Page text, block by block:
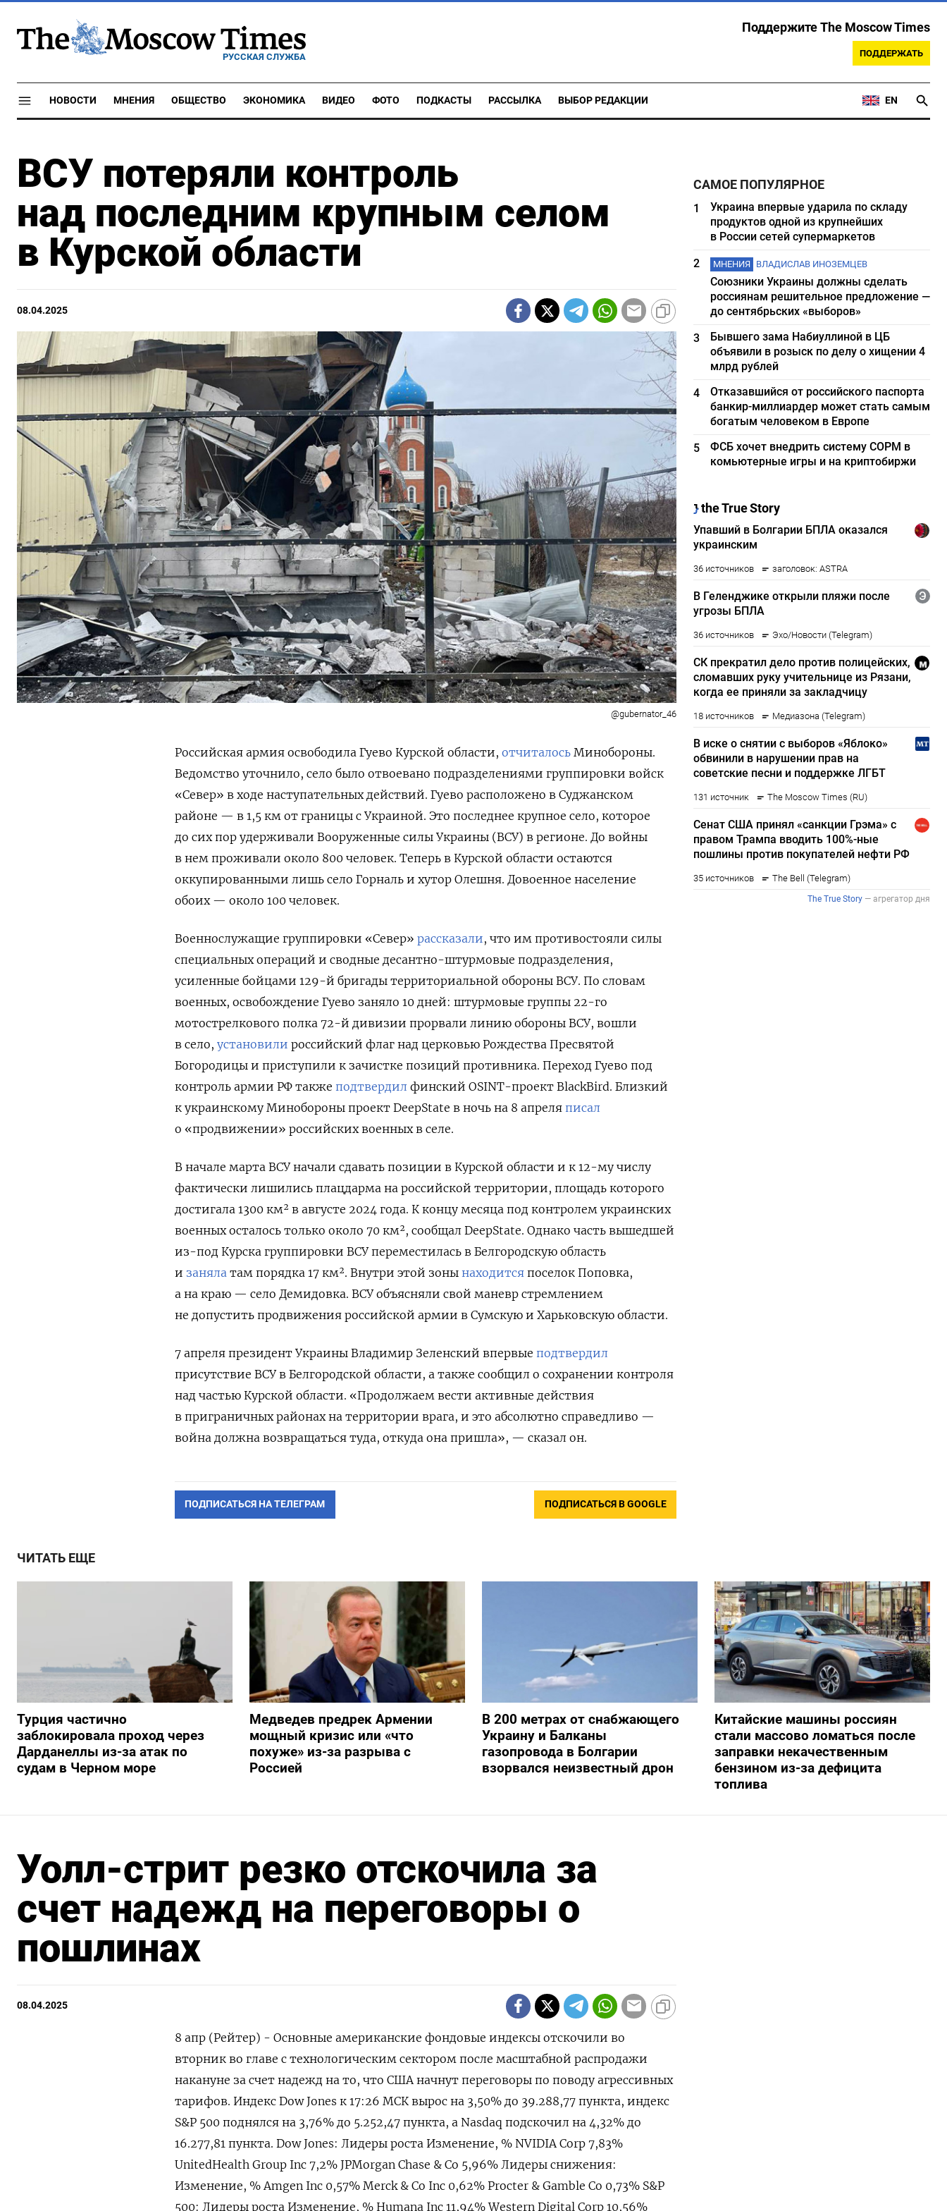
РУССКАЯ СЛУЖБА
Поддержите The Moscow Times
ПОДДЕРЖАТЬ
НОВОСТИ МНЕНИЯ ОБЩЕСТВО ЭКОНОМИКА ВИДЕО ФОТО ПОДКАСТЫ РАССЫЛКА ВЫБОР РЕДАКЦИИ EN
ВСУ потеряли контроль
над последним крупным селом
в Курской области
08.04.2025
@gubernator_46
Российская армия освободила Гуево Курской области, отчиталось Минобороны.
Ведомство уточнило, село было отвоевано подразделениями группировки войск
«Север» в ходе наступательных действий. Гуево расположено в Суджанском
районе — в 1,5 км от границы с Украиной. Это последнее крупное село, которое
до сих пор удерживали Вооруженные силы Украины (ВСУ) в регионе. До войны
в нем проживали около 800 человек. Теперь в Курской области остаются
оккупированными лишь село Горналь и хутор Олешня. Довоенное население
обоих — около 100 человек.
Военнослужащие группировки «Север» рассказали, что им противостояли силы
специальных операций и сводные десантно-штурмовые подразделения,
усиленные бойцами 129-й бригады территориальной обороны ВСУ. По словам
военных, освобождение Гуево заняло 10 дней: штурмовые группы 22-го
мотострелкового полка 72-й дивизии прорвали линию обороны ВСУ, вошли
в село, установили российский флаг над церковью Рождества Пресвятой
Богородицы и приступили к зачистке позиций противника. Переход Гуево под
контроль армии РФ также подтвердил финский OSINT-проект BlackBird. Близкий
к украинскому Минобороны проект DeepState в ночь на 8 апреля писал
о «продвижении» российских военных в селе.
В начале марта ВСУ начали сдавать позиции в Курской области и к 12-му числу
фактически лишились плацдарма на российской территории, площадь которого
достигала 1300 км² в августе 2024 года. К концу месяца под контролем украинских
военных осталось только около 70 км², сообщал DeepState. Однако часть вышедшей
из-под Курска группировки ВСУ переместилась в Белгородскую область
и заняла там порядка 17 км². Внутри этой зоны находится поселок Поповка,
а на краю — село Демидовка. ВСУ объясняли свой маневр стремлением
не допустить продвижения российской армии в Сумскую и Харьковскую области.
7 апреля президент Украины Владимир Зеленский впервые подтвердил
присутствие ВСУ в Белгородской области, а также сообщил о сохранении контроля
над частью Курской области. «Продолжаем вести активные действия
в приграничных районах на территории врага, и это абсолютно справедливо —
война должна возвращаться туда, откуда она пришла», — сказал он.
ПОДПИСАТЬСЯ НА ТЕЛЕГРАМ ПОДПИСАТЬСЯ В GOOGLE
САМОЕ ПОПУЛЯРНОЕ
1
Украина впервые ударила по складу
продуктов одной из крупнейших
в России сетей супермаркетов
2
МНЕНИЯ ВЛАДИСЛАВ ИНОЗЕМЦЕВ
Союзники Украины должны сделать
россиянам решительное предложение —
до сентябрьских «выборов»
3
Бывшего зама Набиуллиной в ЦБ
объявили в розыск по делу о хищении 4
млрд рублей
4
Отказавшийся от российского паспорта
банкир-миллиардер может стать самым
богатым человеком в Европе
5
ФСБ хочет внедрить систему СОРМ в
комьютерные игры и на криптобиржи
ЧИТАТЬ ЕЩЕ
Турция частично
заблокировала проход через
Дарданеллы из-за атак по
судам в Черном море
Медведев предрек Армении
мощный кризис или «что
похуже» из-за разрыва с
Россией
В 200 метрах от снабжающего
Украину и Балканы
газопровода в Болгарии
взорвался неизвестный дрон
Китайские машины россиян
стали массово ломаться после
заправки некачественным
бензином из-за дефицита
топлива
Уолл-стрит резко отскочила за
счет надежд на переговоры о
пошлинах
08.04.2025
8 апр (Рейтер) - Основные американские фондовые индексы отскочили во
вторник во главе с технологическим сектором после масштабной распродажи
накануне за счет надежд на то, что США начнут переговоры по поводу агрессивных
тарифов. Индекс Dow Jones к 17:26 МСК вырос на 3,50% до 39.288,77 пункта, индекс
S&P 500 поднялся на 3,76% до 5.252,47​ пункта, а Nasdaq подскочил на 4,32% до
16.277,81 пункта. Dow Jones: Лидеры роста Изменение, % NVIDIA Corp 7,83%
UnitedHealth Group Inc 7,2% JPMorgan Chase & Co 5,96% Лидеры снижения:
Изменение, % Amgen Inc 0,57% Merck & Co Inc 0,62% Procter & Gamble Co 0,73% S&P
500: Лидеры роста Изменение, % Humana Inc 11,94% Western Digital Corp 10,56%